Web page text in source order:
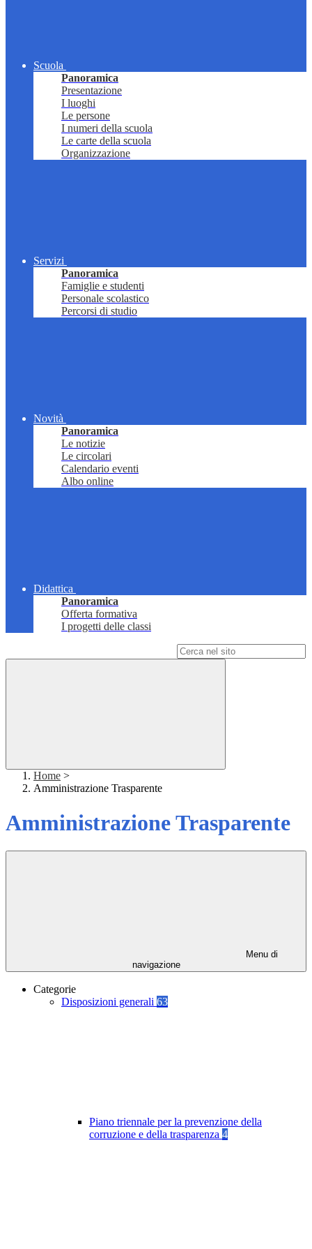
Scuola
Panoramica
Presentazione
I luoghi
Le persone
I numeri della scuola
Le carte della scuola
Organizzazione
Servizi
Panoramica
Famiglie e studenti
Personale scolastico
Percorsi di studio
Novità
Panoramica
Le notizie
Le circolari
Calendario eventi
Albo online
Didattica
Panoramica
Offerta formativa
I progetti delle classi
Home >
Amministrazione Trasparente
Amministrazione Trasparente
Menu di
navigazione
Categorie
Disposizioni generali 63
Piano triennale per la prevenzione della
corruzione e della trasparenza 4